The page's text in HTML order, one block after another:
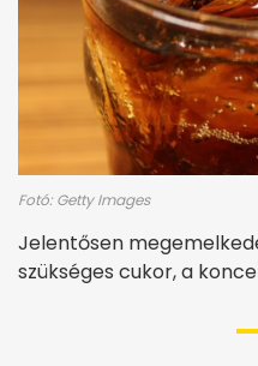
Fotó: Getty Images
Jelentősen
szükséges cukor, a